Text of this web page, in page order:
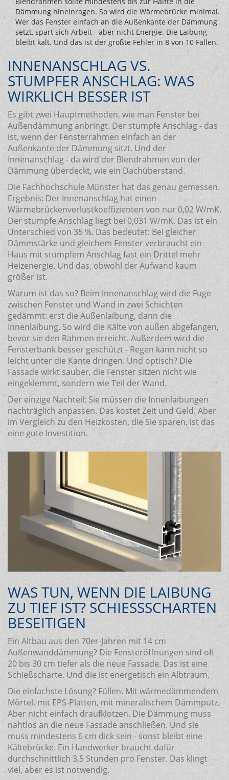
Dämmung hineinragen. So wird die Wärmebrücke minimal.
Wer das Fenster einfach an die Außenkante der Dämmung
setzt, spart sich Arbeit - aber nicht Energie. Die Laibung
bleibt kalt. Und das ist der größte Fehler in 8 von 10 Fällen.
INNENANSCHLAG VS.
STUMPFER ANSCHLAG: WAS
WIRKLICH BESSER IST
Es gibt zwei Hauptmethoden, wie man Fenster bei
Außendämmung anbringt. Der stumpfe Anschlag - das
ist, wenn der Fensterrahmen einfach an der
Außenkante der Dämmung sitzt. Und der
Innenanschlag - da wird der Blendrahmen von der
Dämmung überdeckt, wie ein Dachüberstand.
Die Fachhochschule Münster hat das genau gemessen.
Ergebnis: Der Innenanschlag hat einen
Wärmebrückenverlustkoeffizienten von nur 0,02 W/mK.
Der stumpfe Anschlag liegt bei 0,031 W/mK. Das ist ein
Unterschied von 35 %. Das bedeutet: Bei gleicher
Dämmstärke und gleichem Fenster verbraucht ein
Haus mit stumpfem Anschlag fast ein Drittel mehr
Heizenergie. Und das, obwohl der Aufwand kaum
größer ist.
Warum ist das so? Beim Innenanschlag wird die Fuge
zwischen Fenster und Wand in zwei Schichten
gedämmt: erst die Außenlaibung, dann die
Innenlaibung. So wird die Kälte von außen abgefangen,
bevor sie den Rahmen erreicht. Außerdem wird die
Fensterbank besser geschützt - Regen kann nicht so
leicht unter die Kante dringen. Und optisch? Die
Fassade wirkt sauber, die Fenster sitzen nicht wie
eingeklemmt, sondern wie Teil der Wand.
Der einzige Nachteil: Sie müssen die Innenlaibungen
nachträglich anpassen. Das kostet Zeit und Geld. Aber
im Vergleich zu den Heizkosten, die Sie sparen, ist das
eine gute Investition.
WAS TUN, WENN DIE LAIBUNG
ZU TIEF IST? SCHIESSSCHARTEN B
ESEITIGEN
Ein Altbau aus den 70er-Jahren mit 14 cm
Außenwanddämmung? Die Fensteröffnungen sind oft
20 bis 30 cm tiefer als die neue Fassade. Das ist eine
Schießscharte. Und die ist energetisch ein Albtraum.
Die einfachste Lösung? Füllen. Mit wärmedämmendem
Mörtel, mit EPS-Platten, mit mineralischem Dämmputz.
Aber nicht einfach draufklotzen. Die Dämmung muss
nahtlos an die neue Fassade anschließen. Und sie
muss mindestens 6 cm dick sein - sonst bleibt eine
Kältebrücke. Ein Handwerker braucht dafür
durchschnittlich 3,5 Stunden pro Fenster. Das klingt
viel, aber es ist notwendig.